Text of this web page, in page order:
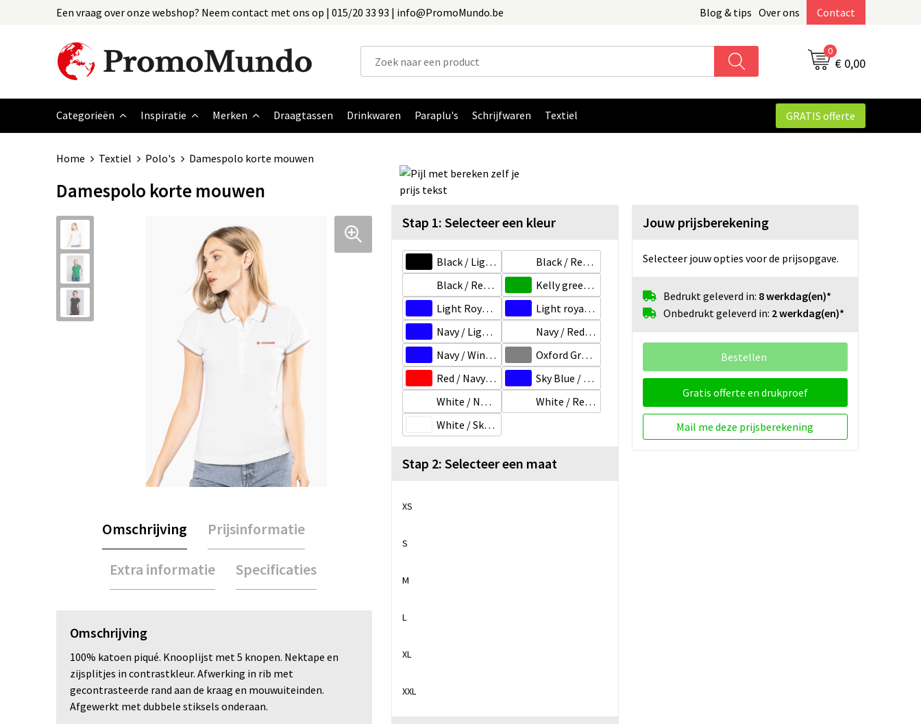
Een vraag over onze webshop? Neem contact met ons op | 015/20 33 93 | info@PromoMundo.be Blog & tips Over ons Contact
0
€ 0,00
Categorieën Inspiratie Merken Draagtassen Drinkwaren Paraplu's Schrijfwaren Textiel GRATIS offerte
Home Textiel Polo's Damespolo korte mouwen
Damespolo korte mouwen
Omschrijving Prijsinformatie
Extra informatie Specificaties
Omschrijving
100% katoen piqué. Knooplijst met 5 knopen. Nektape en
zijsplitjes in contrastkleur. Afwerking in rib met
gecontrasteerde rand aan de kraag en mouwuiteinden.
Afgewerkt met dubbele stiksels onderaan.
Stap 1: Selecteer een kleur
Black / Light Grey / White
Black / Red / White
Black / Red / Yellow
Kelly green/Light grey/White
Light Royal Blue / Red / White
Light royal blue/Yellow/White
Navy / Light Grey / White
Navy / Red / White
Navy / Wine / White
Oxford Grey / Navy / White
Red / Navy / White
Sky Blue / Navy / White
White / Navy / Red
White / Red / Green
White / Sky Blue / Light Grey
Stap 2: Selecteer een maat
XS
S
M
L
XL
XXL
Jouw prijsberekening
Selecteer jouw opties voor de prijsopgave.
Bedrukt geleverd in: 8 werkdag(en)*
Onbedrukt geleverd in: 2 werkdag(en)*
Bestellen
Gratis offerte en drukproef
Mail me deze prijsberekening